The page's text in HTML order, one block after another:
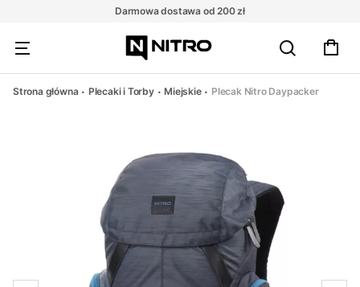
Darmowa dostawa od 200 zł
Strona główna Plecaki i Torby Miejskie Plecak Nitro Daypacker